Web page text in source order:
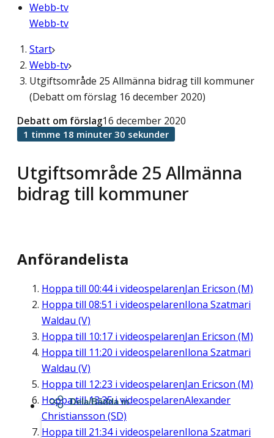
Webb-tv
Webb-tv
Start
Webb-tv
Utgiftsområde 25 Allmänna bidrag till kommuner
(Debatt om förslag 16 december 2020)
Utgiftsområde 25 Allmänna
bidrag till kommuner
Debatt om förslag16 december 2020
1 timme 18 minuter 30 sekunder
Anförandelista
Hoppa till 00:44i videospelarenJan Ericson (M)
Hoppa till 08:51 i videospelarenIlona Szatmari
Waldau (V)
Hoppa till 10:17 i videospelarenJan Ericson (M)
Hoppa till 11:20 i videospelarenIlona Szatmari
Waldau (V)
Hoppa till 12:23 i videospelarenJan Ericson (M)
Hoppa till13:35i videospelarenAlexander
Christiansson (SD)
Hoppa till 21:34i videospelarenIlona Szatmari
Dela/Bädda in